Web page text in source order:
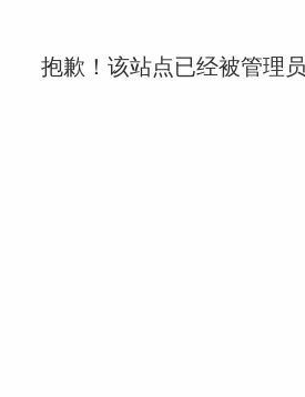
抱歉！该站点已经被管理